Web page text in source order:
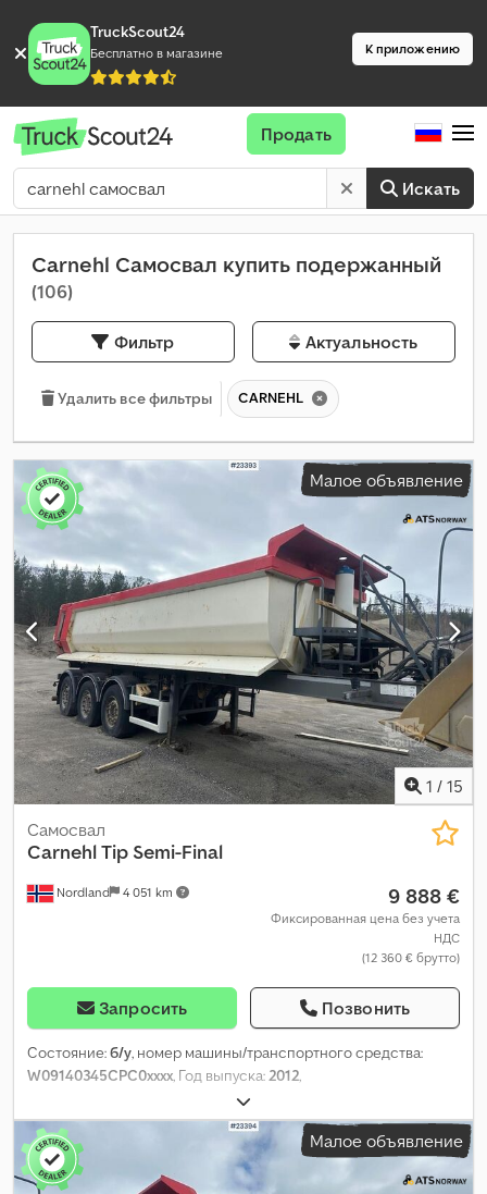
TruckScout24
Бесплатно в магазине К приложению
Искать
Продать
Carnehl Самосвал купить подержанный
(106)
Фильтр Актуальность
Удалить все фильтры CARNEHL
Малое объявление
1 / 15
Nordland 4 051 km
Самосвал
CarnehlTip Semi-Final
9 888 €
Фиксированная цена без учета
НДС
(12 360 € брутто)
Запросить Позвонить
Состояние:б/у, номер машины/транспортного средства:
W09140345CPC0xxxx, Год выпуска:2012,
Малое объявление